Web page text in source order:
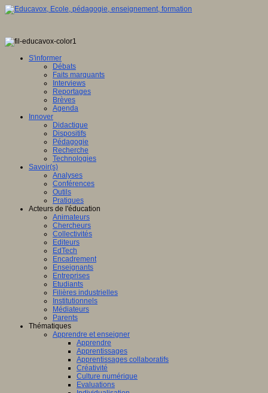
S'informer
Débats
Faits marquants
Interviews
Reportages
Brèves
Agenda
Innover
Didactique
Dispositifs
Pédagogie
Recherche
Technologies
Savoir(s)
Analyses
Conférences
Outils
Pratiques
Acteurs de l'éducation
Animateurs
Chercheurs
Collectivités
Editeurs
EdTech
Encadrement
Enseignants
Entreprises
Etudiants
Filières industrielles
Institutionnels
Médiateurs
Parents
Thématiques
Apprendre et enseigner
Apprendre
Apprentissages
Apprentissages collaboratifs
Créativité
Culture numérique
Evaluations